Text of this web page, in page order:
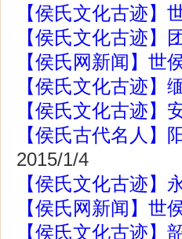
【侯氏文化古迹】
【侯氏文化古迹】
【侯氏网新闻】世
【侯氏文化古迹
【侯氏文化古迹】
【侯氏古代名人】
2015/1/4
【侯氏文化古迹】
【侯氏网新闻】世
【侯氏文化古迹】